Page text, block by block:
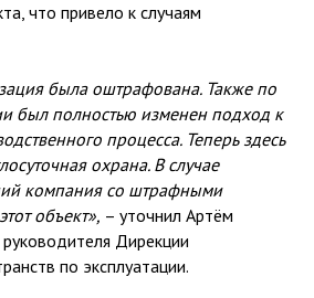
что привело к случаям
была оштрафована. Также по
был полностью изменен подход к
процесса. Теперь здесь
охрана. В случае
компания со штрафными
объект», – уточнил Артём
Дирекции
по эксплуатации.